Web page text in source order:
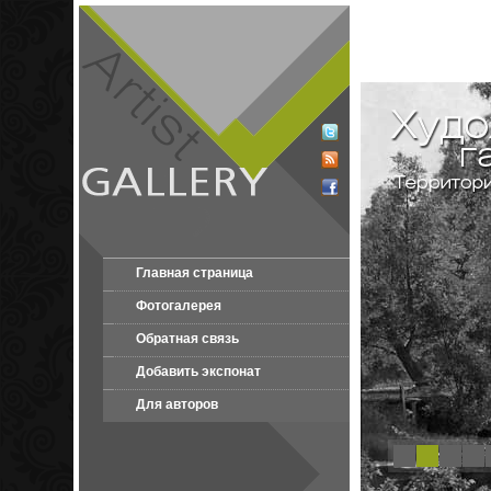
Главная страница
Фотогалерея
Обратная связь
Добавить экспонат
Для авторов